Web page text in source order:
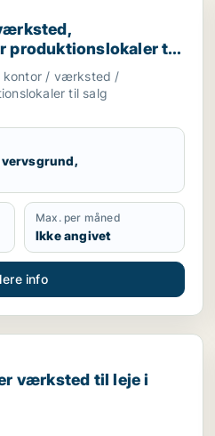
eller hotel til salg i
erhvervsgrund eller
produktionslokaler til
kontor / værksted /
til salg
Max. per måned
Ikke angivet
info
til leje i
værksted til leje i